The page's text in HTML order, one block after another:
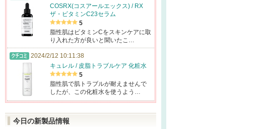
COSRX(コスアールエックス) / RX
ザ・ビタミンC23セラム
5
脂性肌はビタミンCをスキンケアに取
り入れた方が良いと聞いたこ…
2024/2/12 10:11:38
キュレル / 皮脂トラブルケア 化粧水
5
脂性肌で肌トラブルが耐えませんで
したが、この化粧水を使うよう…
今日の新製品情報